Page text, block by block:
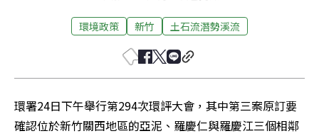
環境政策 新竹 土石流潛勢溪流
環署24日下午舉行第294次環評大會，其中第三案原訂要
確認位於新竹關西地區的亞泥、羅慶仁與羅慶江三個相鄰